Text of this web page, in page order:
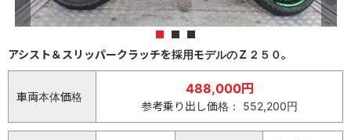
1 2
アシスト＆スリッパークラッチを採用モデルのＺ２５０。
車両本体価格
488,000円
参考乗り出し価格： 552,200円